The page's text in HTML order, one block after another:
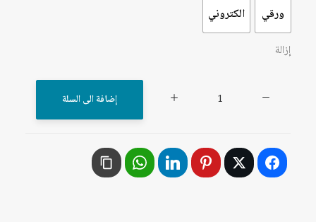
ورقي الكتروني
إزالة
الوطنية
المغربية:
إضافة الى السلة